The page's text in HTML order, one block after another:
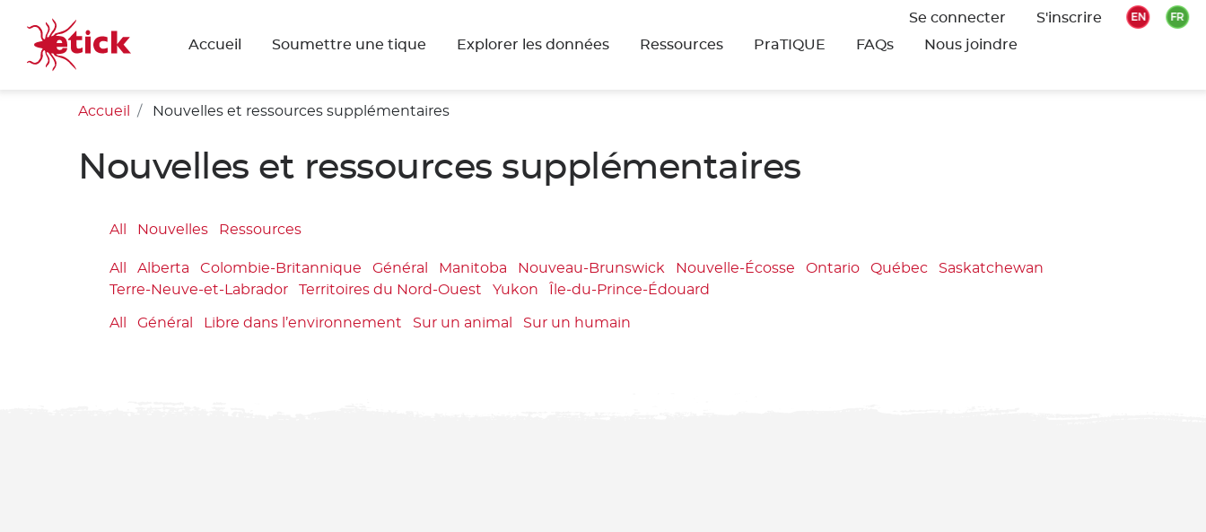
Accueil Soumettre une tique Explorer les données Ressources PraTIQUE FAQs Nous joindre
Se connecter S'inscrire
Accueil Nouvelles et ressources supplémentaires
Nouvelles et ressources supplémentaires
All Nouvelles Ressources
All Alberta Colombie-Britannique Général Manitoba Nouveau-Brunswick Nouvelle-Écosse Ontario Québec
Saskatchewan
Terre-Neuve-et-Labrador
Territoires du Nord-Ouest Yukon Île-du-Prince-Édouard
All Général Libre dans l’environnement Sur un animal Sur un humain